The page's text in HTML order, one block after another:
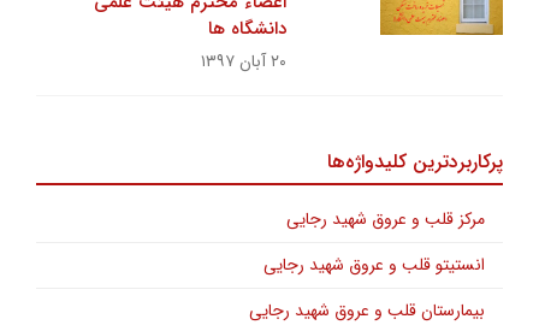
دانشگاه ها
۲۰ آبان ۱۳۹۷
پرکاربردترین کلیدواژه‌ها
مرکز قلب و عروق شهید رجایی
انستیتو قلب و عروق شهید رجایی
بیمارستان قلب و عروق شهید رجایی